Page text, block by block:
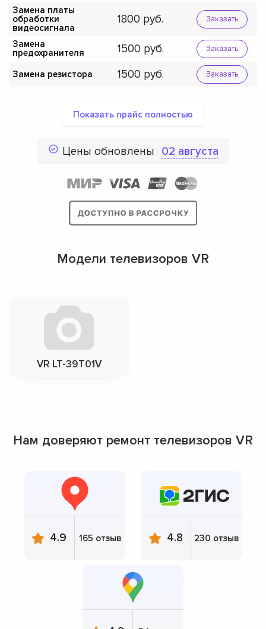
Замена платы
обработки
видеосигнала
1800 Заказать
Замена
предохранителя
1500 Заказать
Замена резистора 1500 Заказать
Показать прайс полностью
Цены обновлены 02 августа
Модели телевизоров VR
VR LT-39T01V
Нам доверяют ремонт телевизоров VR
4.9 165 отзыв 4.8 230 отзыв